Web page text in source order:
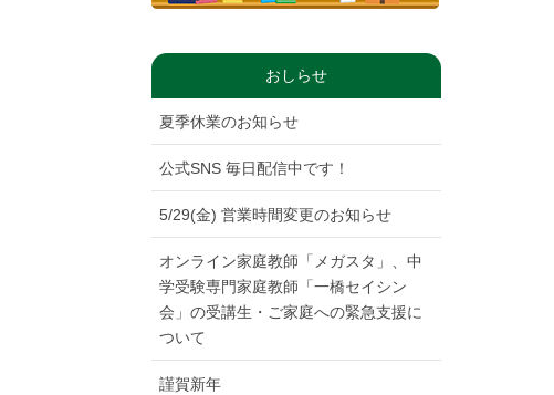
おしらせ
夏季休業のお知らせ
公式SNS 毎日配信中です！
5/29(金) 営業時間変更のお知らせ
オンライン家庭教師「メガスタ」、中
学受験専門家庭教師「一橋セイシン
会」の受講生・ご家庭への緊急支援に
ついて
謹賀新年